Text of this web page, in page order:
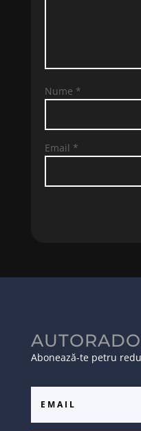
Nume *
Email *
Abonează-te petru